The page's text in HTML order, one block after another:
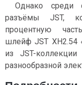
Однако среди
разъёмы JST,
процентную
шлейф JST
из JST-
разнообразной